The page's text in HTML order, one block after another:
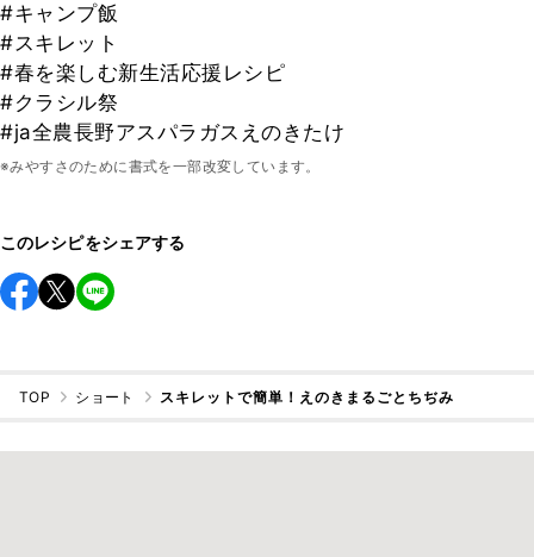
#キャンプ飯
#スキレット
#春を楽しむ新生活応援レシピ
#クラシル祭
#ja全農長野アスパラガスえのきたけ
※みやすさのために書式を一部改変しています。
このレシピをシェアする
TOP ショート スキレットで簡単！えのきまるごとちぢみ